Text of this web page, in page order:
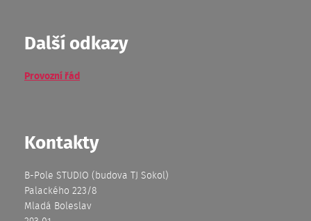
Další odkazy
Provozní řád
Kontakty
B-Pole STUDIO (budova TJ Sokol)
Palackého 223/8
Mladá Boleslav